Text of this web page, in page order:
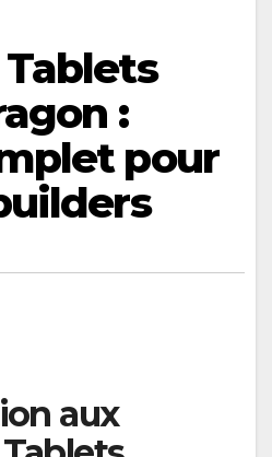
:
pour
aux